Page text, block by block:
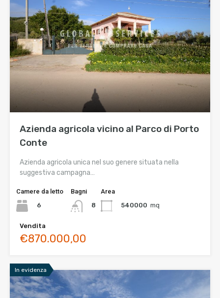
Azienda agricola vicino al Parco di Porto
Conte
Azienda agricola unica nel suo genere situata nella
suggestiva campagna…
Camere da letto
6
Bagni
8
Area
540000 mq
Vendita
€870.000,00
In evidenza